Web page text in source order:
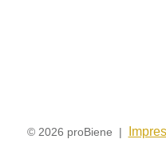
© 2026 proBiene |